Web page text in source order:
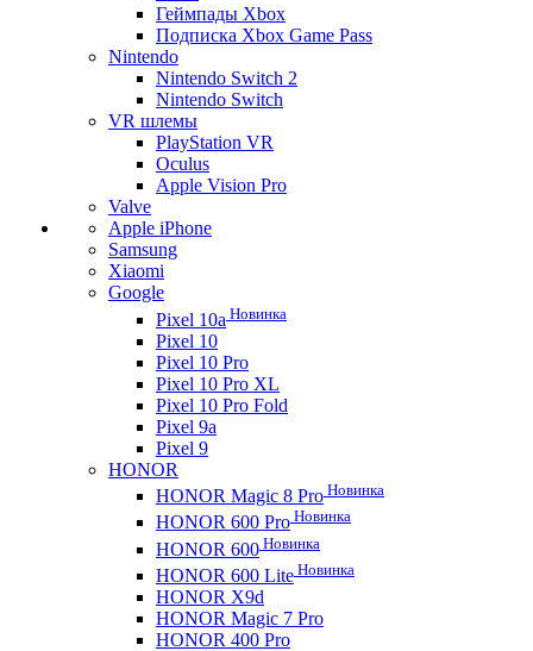
Геймпады Xbox
Подписка Xbox Game Pass
Nintendo
Nintendo Switch 2
Nintendo Switch
VR шлемы
PlayStation VR
Oculus
Apple Vision Pro
Valve
Apple iPhone
Samsung
Xiaomi
Google
Pixel 10a Новинка
Pixel 10
Pixel 10 Pro
Pixel 10 Pro XL
Pixel 10 Pro Fold
Pixel 9a
Pixel 9
HONOR
HONOR Magic 8 Pro Новинка
HONOR 600 Pro Новинка
HONOR 600 Новинка
HONOR 600 Lite Новинка
HONOR X9d
HONOR Magic 7 Pro
HONOR 400 Pro